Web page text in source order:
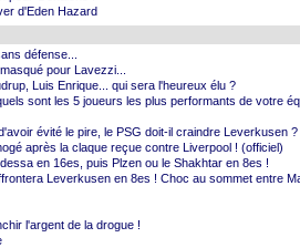
d'Eden Hazard
défense...
pour Lavezzi...
Luis Enrique... qui sera l'heureux élu ?
sont les 5 joueurs les plus performants de votre
évité le pire, le PSG doit-il craindre Leverkusen ?
après la claque reçue contre Liverpool ! (officiel)
en 16es, puis Plzen ou le Shakhtar en 8es !
Leverkusen en 8es ! Choc au sommet entre
l'argent de la drogue !